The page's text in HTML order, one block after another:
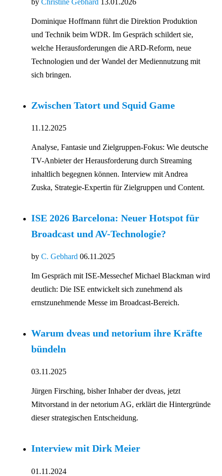
Dominique Hoffmann führt die Direktion Produktion
und Technik beim WDR. Im Gespräch schildert sie,
welche Herausforderungen die ARD-Reform, neue
Technologien und der Wandel der Mediennutzung mit
sich bringen.
Zwischen Tatort und Squid Game
11.12.2025
Analyse, Fantasie und Zielgruppen-Fokus: Wie deutsche
TV-Anbieter der Herausforderung durch Streaming
inhaltlich begegnen können. Interview mit Andrea
Zuska, Strategie-Expertin für Zielgruppen und Content.
ISE 2026 Barcelona: Neuer Hotspot für
Broadcast und AV-Technologie?
by C. Gebhard 06.11.2025
Im Gespräch mit ISE-Messechef Michael Blackman wird
deutlich: Die ISE entwickelt sich zunehmend als
ernstzunehmende Messe im Broadcast-Bereich.
Warum dveas und netorium ihre Kräfte
bündeln
03.11.2025
Jürgen Firsching, bisher Inhaber der dveas, jetzt
Mitvorstand in der netorium AG, erklärt die Hintergründe
dieser strategischen Entscheidung.
Interview mit Dirk Meier
01.11.2024